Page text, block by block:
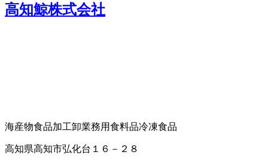
高知鯨株式会社
海産物食品加工卸業務用食料品冷凍食品
高知県高知市弘化台１６－２８